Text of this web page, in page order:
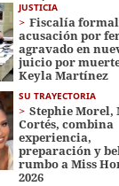
JUSTICIA
Fiscalía
acusación por
agravado en
juicio por
Keyla Martínez
SU TRAYECTORIA
Stephie Morel,
Cortés, combina
experiencia,
preparación y
rumbo a Miss
2026